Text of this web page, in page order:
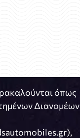
όπως
Διανομέων